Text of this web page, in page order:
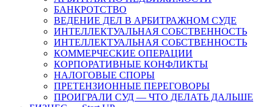
БАНКРОТСТВО
ВЕДЕНИЕ ДЕЛ В АРБИТРАЖНОМ СУДЕ
ИНТЕЛЛЕКТУАЛЬНАЯ СОБСТВЕННОСТЬ
ИНТЕЛЛЕКТУАЛЬНАЯ СОБСТВЕННОСТЬ
КОММЕРЧЕСКИЕ ОПЕРАЦИИ
КОРПОРАТИВНЫЕ КОНФЛИКТЫ
НАЛОГОВЫЕ СПОРЫ
ПРЕТЕНЗИОННЫЕ ПЕРЕГОВОРЫ
ПРОИГРАЛИ СУД — ЧТО ДЕЛАТЬ ДАЛЬШЕ